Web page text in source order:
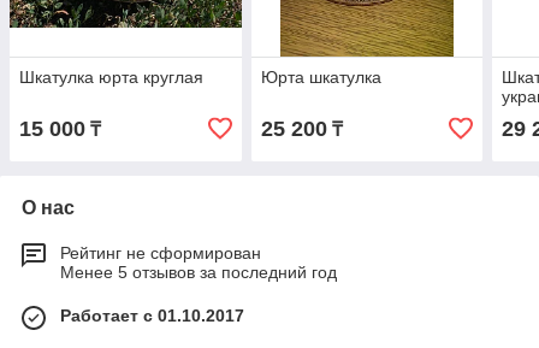
Шкатулка юрта круглая
15 000 ₸
Юрта шкатулка
25 200₸ 29
О нас
Рейтинг не сформирован
Менее 5 отзывов за последний год
Работает с 01.10.2017